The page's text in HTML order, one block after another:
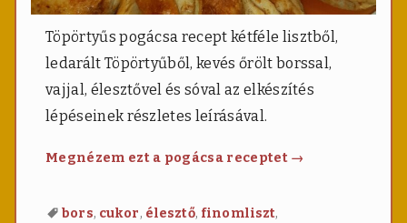
Töpörtyűs pogácsa recept kétféle lisztből,
ledarált Töpörtyűből, kevés őrölt borssal,
vajjal, élesztővel és sóval az elkészítés
lépéseinek részletes leírásával.
Megnézem ezt a pogácsa receptet Töpörtyűs
→
bors, cukor, élesztő, finomliszt,